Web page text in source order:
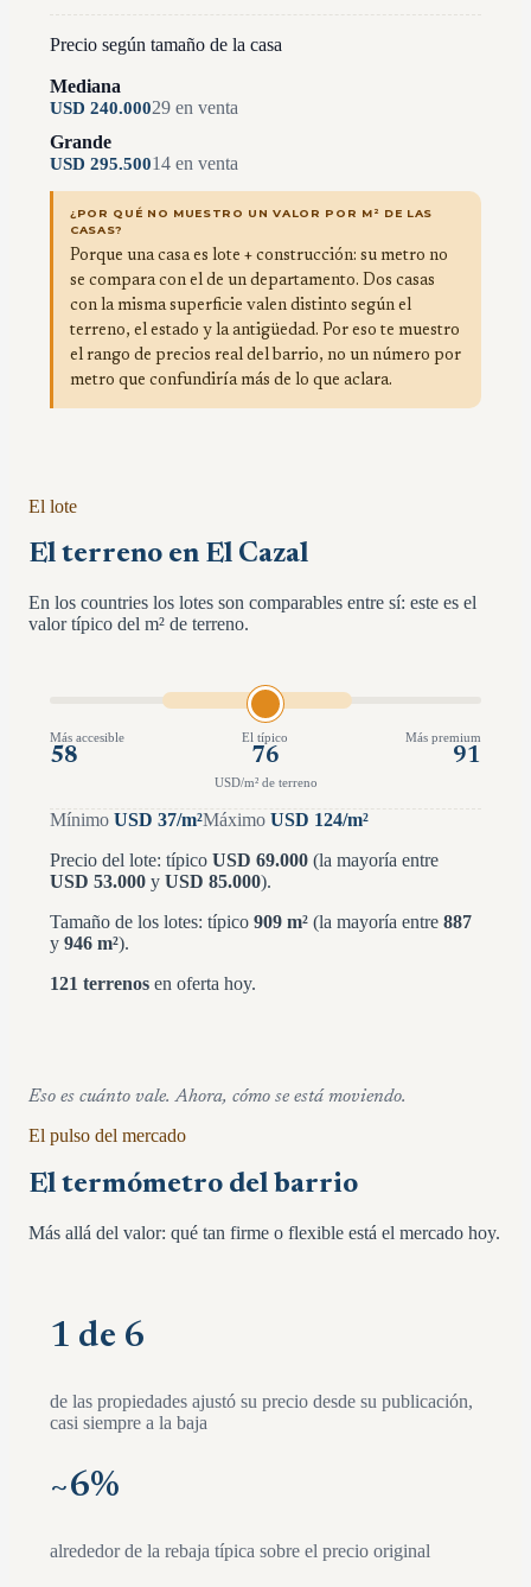
Precio según tamaño de la casa
Mediana
USD 240.00029 en venta
Grande
USD 295.50014 en venta
¿POR QUÉ NO MUESTRO UN VALOR POR M² DE LAS
CASAS?
Porque una casa es lote + construcción: su metro no
se compara con el de un departamento. Dos casas
con la misma superficie valen distinto según el
terreno, el estado y la antigüedad. Por eso te muestro
el rango de precios real del barrio, no un número por
metro que confundiría más de lo que aclara.
El lote
El terreno en El Cazal
En los countries los lotes son comparables entre sí: este es el
valor típico del m² de terreno.
Más accesible
58
El típico
76
Más premium
91
USD/m² de terreno
Mínimo USD 37/m²Máximo USD 124/m²
Precio del lote: típico USD 69.000 (la mayoría entre
USD 53.000 y USD 85.000).
Tamaño de los lotes: típico 909 m² (la mayoría entre 887
y 946 m²).
121 terrenos en oferta hoy.
Eso es cuánto vale. Ahora, cómo se está moviendo.
El pulso del mercado
El termómetro del barrio
Más allá del valor: qué tan firme o flexible está el mercado hoy.
1 de 6
de las propiedades ajustó su precio desde su publicación,
casi siempre a la baja
~6%
alrededor de la rebaja típica sobre el precio original